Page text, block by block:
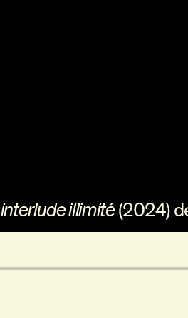
interlude illimité(2024)